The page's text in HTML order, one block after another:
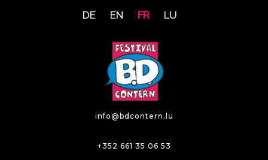
DE EN FR LU
info@bdcontern.lu
+352 661 35 06 53